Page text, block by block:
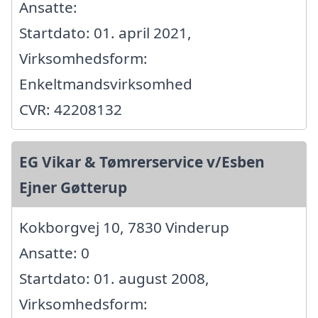
Ansatte:
Startdato: 01. april 2021,
Virksomhedsform:
Enkeltmandsvirksomhed
CVR: 42208132
EG Vikar & Tømrerservice v/Esben
Ejner Gøtterup
Kokborgvej 10, 7830 Vinderup
Ansatte: 0
Startdato: 01. august 2008,
Virksomhedsform: